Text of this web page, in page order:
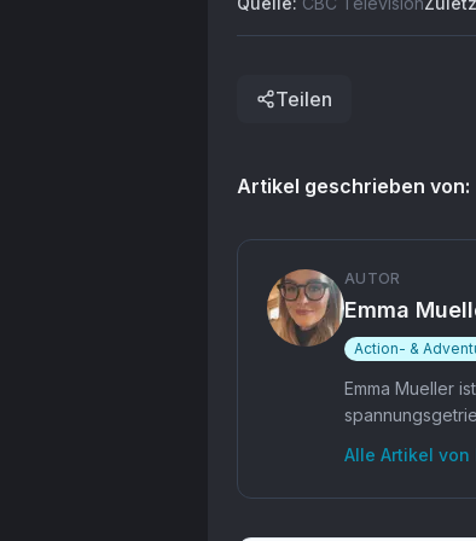
neue Fans gewinnt.
Dass ausgerechnet
Empfehlungen der
unerwartet.
Teilen
Artikel geschrieben von:
AUTOR
Emma
Action- &
Emma Mueller
Alle Artikel von